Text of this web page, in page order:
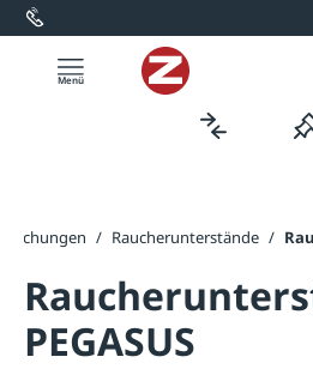
springen
/ Raucherunterstände /
PEGASUS